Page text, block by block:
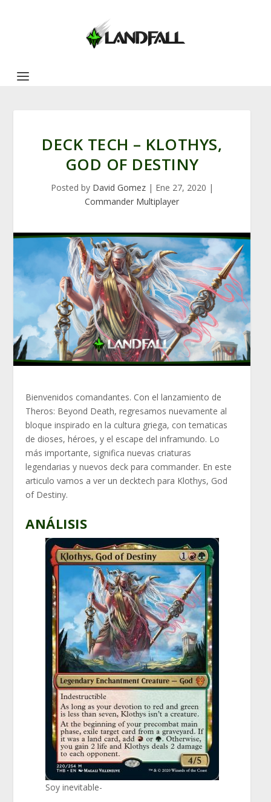
DECK TECH – KLOTHYS,
GOD OF DESTINY
Posted by David Gomez| Ene 27, 2020 |
Commander Multiplayer
Bienvenidos comandantes. Con el lanzamiento de
Theros: Beyond Death, regresamos nuevamente al
bloque inspirado en la cultura griega, con tematicas
de dioses, héroes, y el escape del inframundo. Lo
más importante, significa nuevas criaturas
legendarias y nuevos deck para commander. En este
articulo vamos a ver un decktech para Klothys, God
of Destiny.
ANÁLISIS
Soy inevitable-